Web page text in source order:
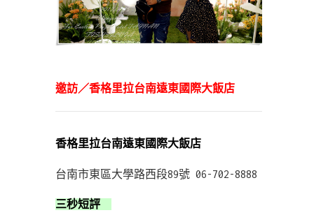
邀訪／香格里拉台南遠東國際大飯店
香格里拉台南遠東國際大飯店
台南市東區大學路西段89號 06-702-8888
三秒短評